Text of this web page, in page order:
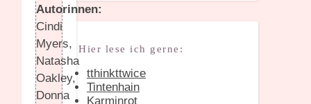
Autorinnen:
Cindi
Myers,
Natasha
Oakley,
Donna
Hier lese ich gerne:
tthinkttwice
Tintenhain
Karminrot